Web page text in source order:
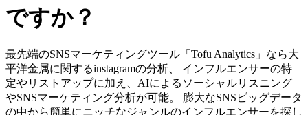
ですか？
最先端のSNSマーケティングツール「Tofu Analytics」なら大
平洋金属に関するinstagramの分析、 インフルエンサーの特
定やリストアップに加え、AIによるソーシャルリスニング
やSNSマーケティング分析が可能。 膨大なSNSビッグデータ
の中から簡単にニッチなジャンルのインフルエンサーを探し